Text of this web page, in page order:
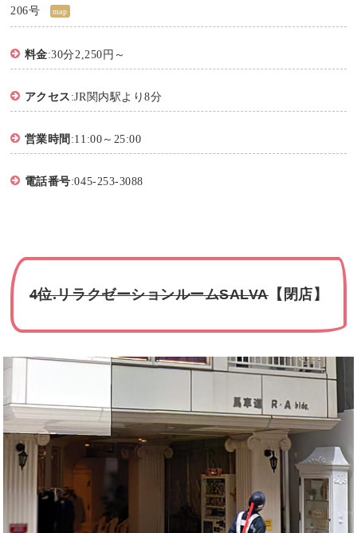
206号
map
料金:30分2,250円～
アクセス :JR関内駅より8分
営業時間:11:00～25:00
電話番号:045-253-3088
4位.リラクゼーションルームSALVA 【閉店】